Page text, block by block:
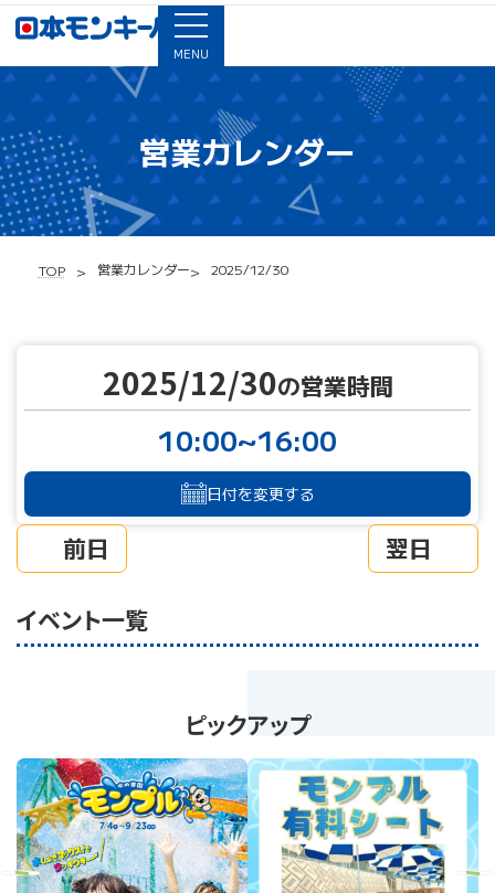
MENU
営業カレンダー
TOP 営業カレンダー 2025/12/30
前日
2025/12/30の営業時間
10:00~16:00
日付を変更する
翌日
イベント一覧
ピックアップ
Next